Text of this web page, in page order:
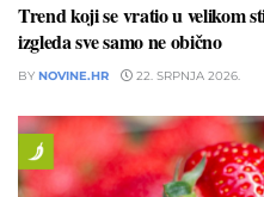
Trend koji se vratio u velikom
izgleda sve samo ne obično
BY NOVINE.HR 22. SRPNJA 2026.